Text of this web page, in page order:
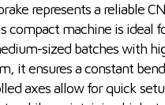
represents a reliable
compact machine is ideal
sized batches with
it ensures a constant
axes allow for quick